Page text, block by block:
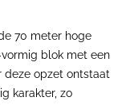
70 meter hoge
blok met een
deze opzet ontstaat
karakter, zo